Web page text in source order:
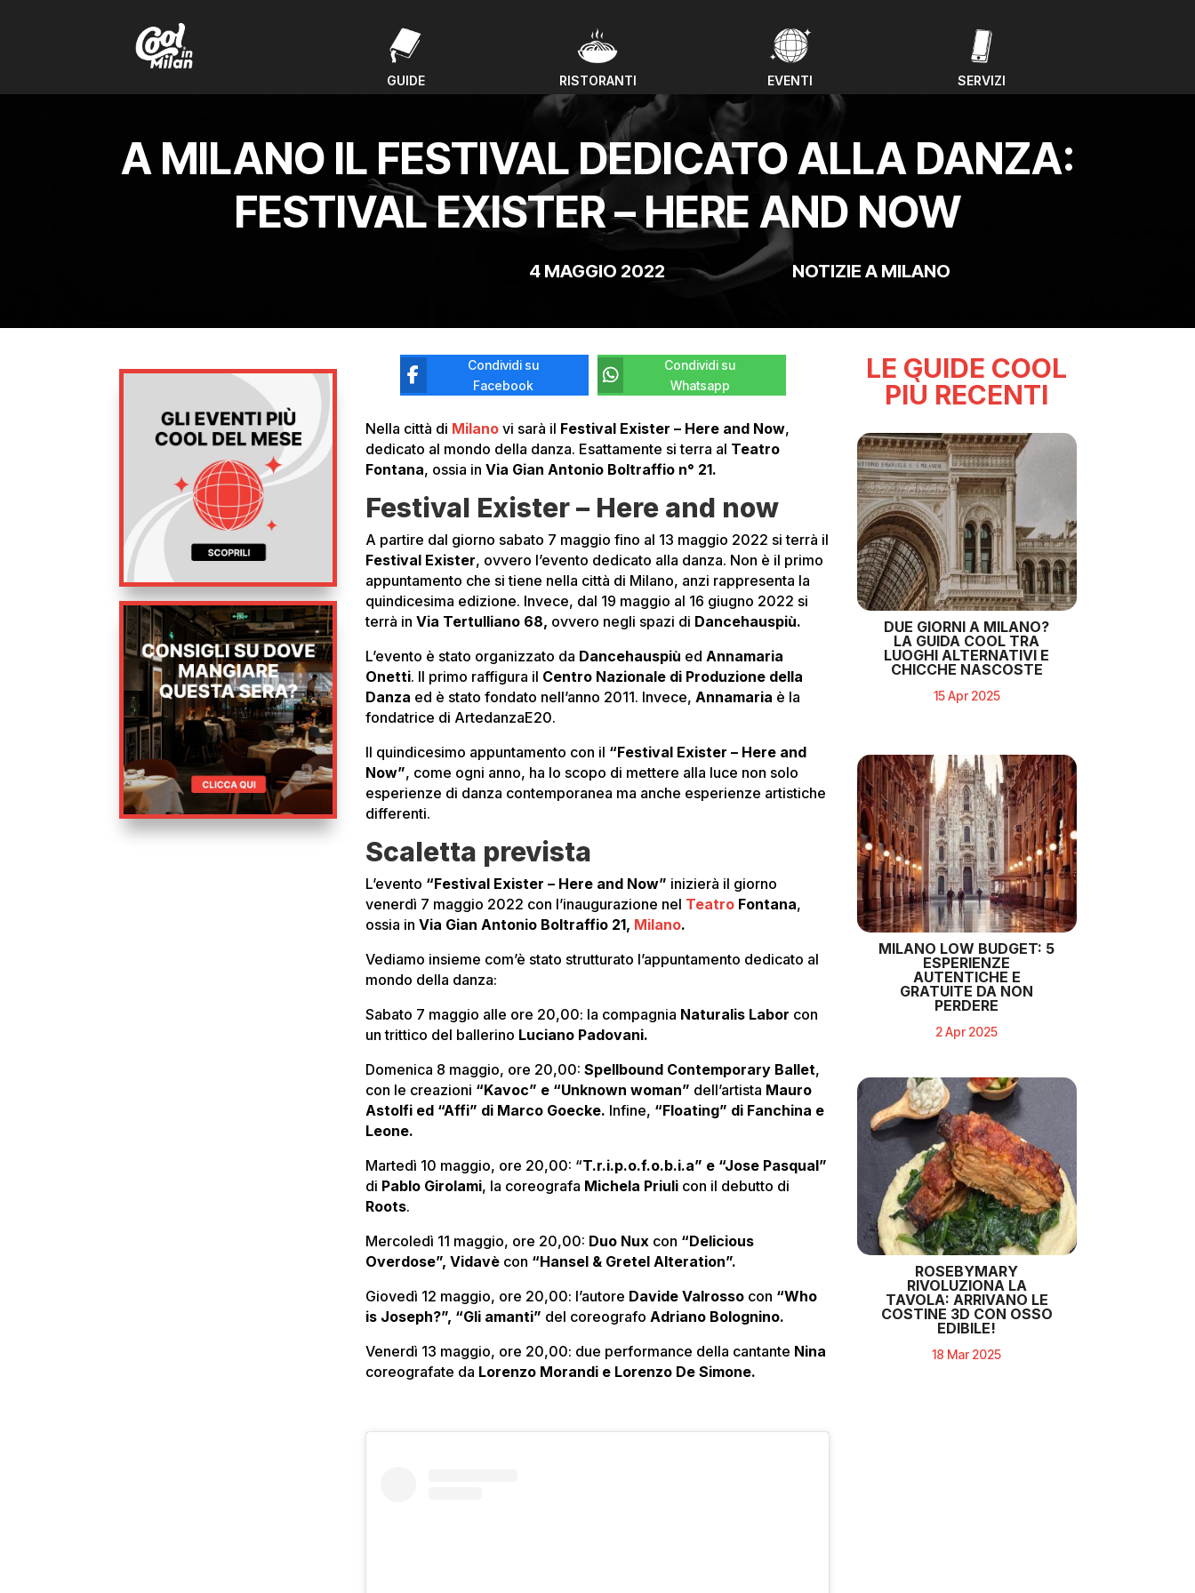
GUIDE RISTORANTI EVENTI SERVIZI
A MILANO IL FESTIVAL DEDICATO ALLA DANZA:
FESTIVAL EXISTER – HERE AND NOW
4 MAGGIO 2022 NOTIZIE A MILANO
Condividi su
Facebook
Condividi su
Whatsapp
Nella città di Milano vi sarà il Festival Exister – Here and Now,
dedicato al mondo della danza. Esattamente si terra al Teatro
Fontana, ossia inVia Gian Antonio Boltraffio n° 21.
Festival Exister – Here and now
A partire dal giorno sabato 7 maggio fino al 13 maggio 2022 si terrà il
Festival Exister, ovvero l’evento dedicato alla danza. Non è il primo
appuntamento che si tiene nella città di Milano, anzi rappresenta la
quindicesima edizione. Invece, dal 19 maggio al 16 giugno 2022 si
terrà inVia Tertulliano 68, ovvero negli spazi di Dancehauspiù.
L’evento è stato organizzato da Dancehauspiù edAnnamaria
Onetti. Il primo raffigura il Centro Nazionale di Produzione della
Danza ed è stato fondato nell’anno 2011. Invece,Annamaria è la
fondatrice di ArtedanzaE20.
Il quindicesimo appuntamento con il “Festival Exister – Here and
Now”, come ogni anno, ha lo scopo di mettere alla luce non solo
esperienze di danza contemporanea ma anche esperienze artistiche
differenti.
Scaletta prevista
L’evento “Festival Exister – Here and Now” inizierà il giorno
venerdì 7 maggio 2022 con l’inaugurazione nel Teatro Fontana,
ossia inVia Gian Antonio Boltraffio 21, Milano.
Vediamo insieme com’è stato strutturato l’appuntamento dedicato al
mondo della danza:
Sabato 7 maggio alle ore 20,00: la compagnia Naturalis Labor con
un trittico del ballerino Luciano Padovani.
Domenica 8 maggio, ore 20,00:Spellbound Contemporary Ballet,
con le creazioni “Kavoc” e “Unknown woman” dell’artista Mauro
Astolfi ed “Affi” di Marco Goecke. Infine, “Floating” di Fanchina e
Leone.
Martedì 10 maggio, ore 20,00: “T.r.i.p.o.f.o.b.i.a” e “Jose Pasqual”
di Pablo Girolami, la coreografa Michela Priuli con il debutto di
Roots.
Mercoledì 11 maggio, ore 20,00: Duo Nux con “Delicious
Overdose”, Vidavè con “Hansel & Gretel Alteration”.
Giovedì 12 maggio, ore 20,00: l’autore Davide Valrosso con “Who
is Joseph?”, “Gli amanti” del coreografoAdriano Bolognino.
Venerdì 13 maggio, ore 20,00: due performance della cantante Nina
coreografate da Lorenzo Morandi e Lorenzo De Simone.
LE GUIDE COOL
PIÙ RECENTI
DUE GIORNI A MILANO?
LA GUIDA COOL TRA
LUOGHI ALTERNATIVI E
CHICCHE NASCOSTE
15 Apr 2025
MILANO LOW BUDGET: 5
ESPERIENZE
AUTENTICHE E
GRATUITE DA NON
PERDERE
2 Apr 2025
ROSEBYMARY
RIVOLUZIONA LA
TAVOLA: ARRIVANO LE
COSTINE 3D CON OSSO
EDIBILE!
18 Mar 2025